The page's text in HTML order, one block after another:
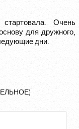
Очень
для дружного,
дни.